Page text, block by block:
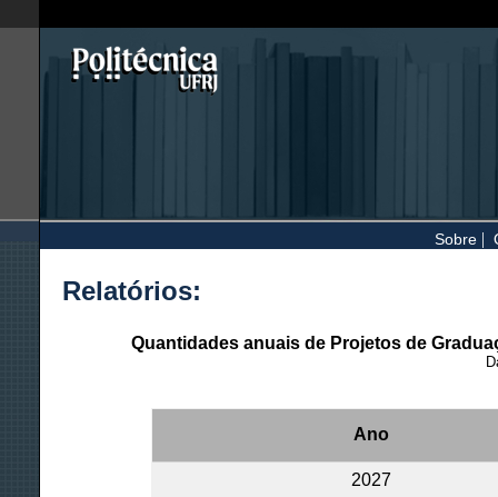
Sobre |
Relatórios:
Quantidades anuais de Projetos de
Ano
2027